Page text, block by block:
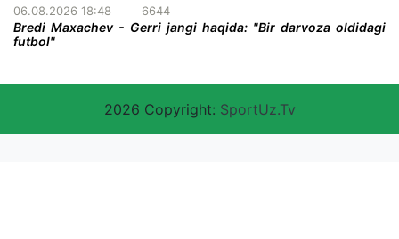
06.08.2026 18:48 6644
Bredi Maxachev - Gerri jangi haqida: "Bir darvoza oldidagi
futbol"
2026 Copyright: SportUz.Tv